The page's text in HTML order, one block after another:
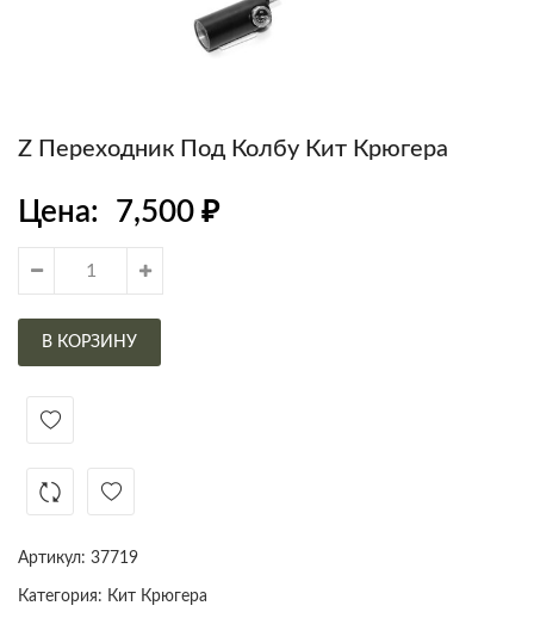
Z Переходник Под Колбу Кит Крюгера
Цена: 7,500 ₽
В КОРЗИНУ
Артикул: 37719
Категория: Кит Крюгера